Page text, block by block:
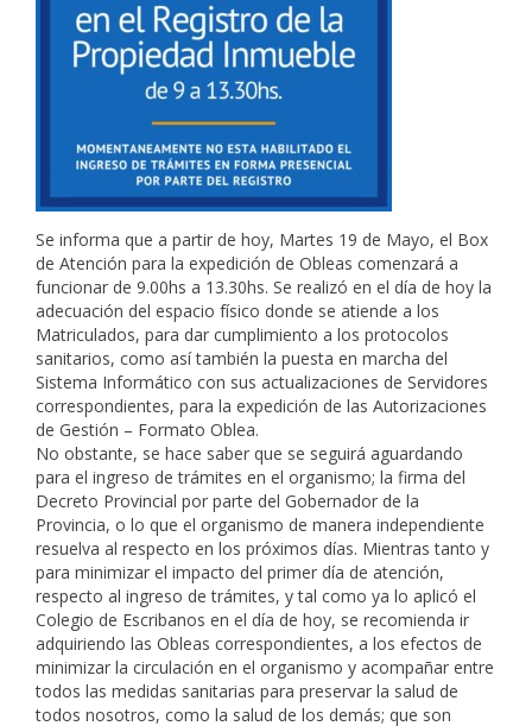
Se informa que a partir de hoy, Martes 19 de Mayo, el Box
de Atención para la expedición de Obleas comenzará a
funcionar de 9.00hs a 13.30hs. Se realizó en el día de hoy la
adecuación del espacio físico donde se atiende a los
Matriculados, para dar cumplimiento a los protocolos
sanitarios, como así también la puesta en marcha del
Sistema Informático con sus actualizaciones de Servidores
correspondientes, para la expedición de las Autorizaciones
de Gestión – Formato Oblea.
No obstante, se hace saber que se seguirá aguardando
para el ingreso de trámites en el organismo; la firma del
Decreto Provincial por parte del Gobernador de la
Provincia, o lo que el organismo de manera independiente
resuelva al respecto en los próximos días. Mientras tanto y
para minimizar el impacto del primer día de atención,
respecto al ingreso de trámites, y tal como ya lo aplicó el
Colegio de Escribanos en el día de hoy, se recomienda ir
adquiriendo las Obleas correspondientes, a los efectos de
minimizar la circulación en el organismo y acompañar entre
todos las medidas sanitarias para preservar la salud de
todos nosotros, como la salud de los demás; que son